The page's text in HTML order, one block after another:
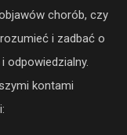
chorób, czy
i zadbać o
odpowiedzialny.
kontami